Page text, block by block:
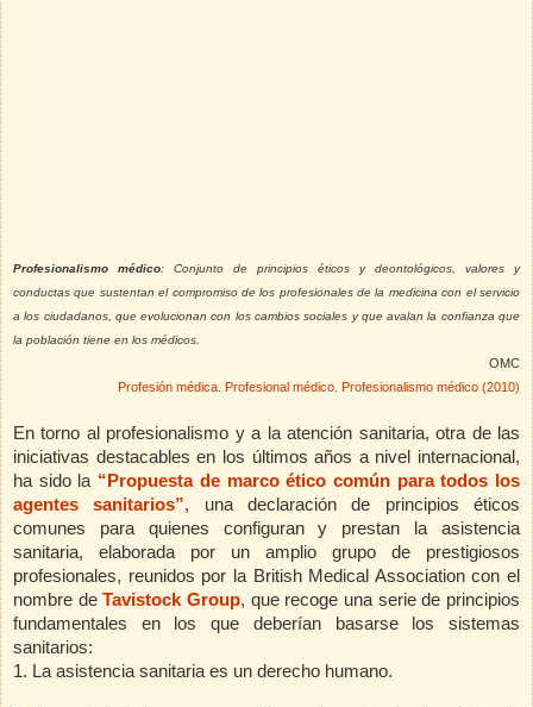
Profesionalismo médico: Conjunto de principios éticos y deontológicos, valores y
conductas que sustentan el compromiso de los profesionales de la medicina con el servicio
a los ciudadanos, que evolucionan con los cambios sociales y que avalan la confianza que
la población tiene en los médicos.
OMC
Profesión médica. Profesional médico. Profesionalismo médico (2010)
En torno al profesionalismo y a la atención sanitaria, otra de las
iniciativas destacables en los últimos años a nivel internacional,
ha sido la “Propuesta de marco ético común para todos los
agentes sanitarios”,
una declaración de principios éticos
comunes para quienes configuran y prestan la asistencia
sanitaria, elaborada por un amplio grupo de prestigiosos
profesionales, reunidos por la British Medical Association con el
nombre deTavistock Group, que recoge una serie de principios
fundamentales en los que deberían basarse los sistemas
sanitarios:
1. La asistencia sanitaria es un derecho humano.